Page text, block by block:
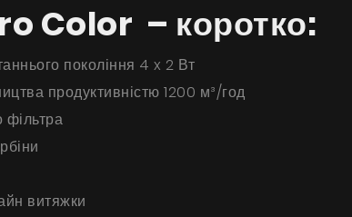
Color – коротко:
покоління 4 x 2 Вт
продуктивністю 1200 м³/год
фільтра
витяжки